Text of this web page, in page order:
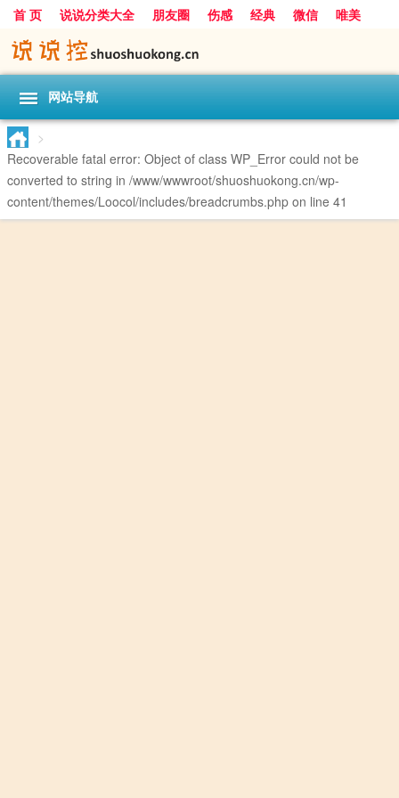
首 页 说说分类大全 朋友圈 伤感 经典 微信
唯美
励志
爱情 搞笑
网站导航
>
Recoverable fatal error: Object of class WP_Error could not be
converted to string in /www/wwwroot/shuoshuokong.cn/wp-
content/themes/Loocol/includes/breadcrumbs.php on line 41